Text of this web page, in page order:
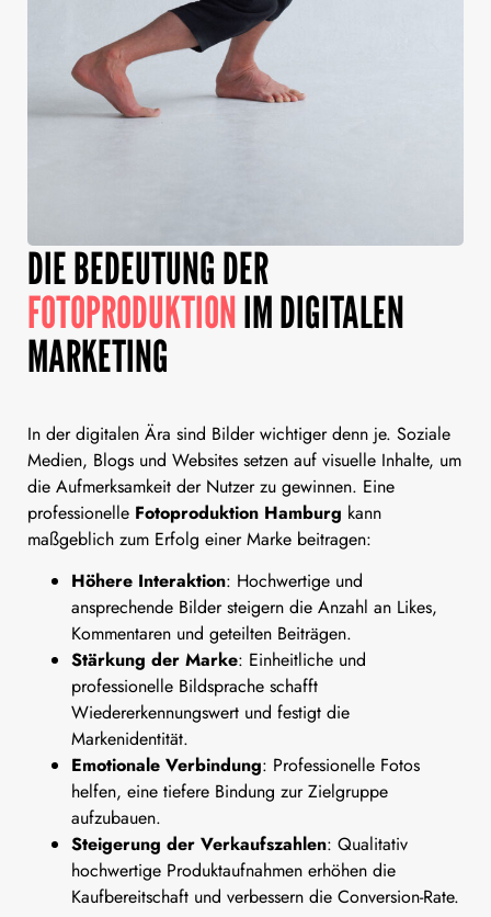
DIE BEDEUTUNG DER
FOTOPRODUKTIONIM DIGITALEN
MARKETING
In der digitalen Ära sind Bilder wichtiger denn je. Soziale
Medien, Blogs und Websites setzen auf visuelle Inhalte, um
die Aufmerksamkeit der Nutzer zu gewinnen. Eine
professionelle Fotoproduktion Hamburg kann
maßgeblich zum Erfolg einer Marke beitragen:
Höhere Interaktion: Hochwertige und
ansprechende Bilder steigern die Anzahl an Likes,
Kommentaren und geteilten Beiträgen.
Stärkung der Marke: Einheitliche und
professionelle Bildsprache schafft
Wiedererkennungswert und festigt die
Markenidentität.
Emotionale Verbindung: Professionelle Fotos
helfen, eine tiefere Bindung zur Zielgruppe
aufzubauen.
Steigerung der Verkaufszahlen: Qualitativ
hochwertige Produktaufnahmen erhöhen die
Kaufbereitschaft und verbessern die Conversion-Rate.